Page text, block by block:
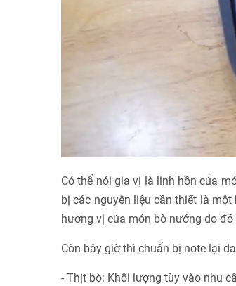
Có thể nói gia vị là linh hồn của
bị các nguyên liệu cần thiết là
hương vị của món bò nướng do
Còn bây giờ thì chuẩn bị note lại
- Thịt bò: Khối lượng tùy vào nhu